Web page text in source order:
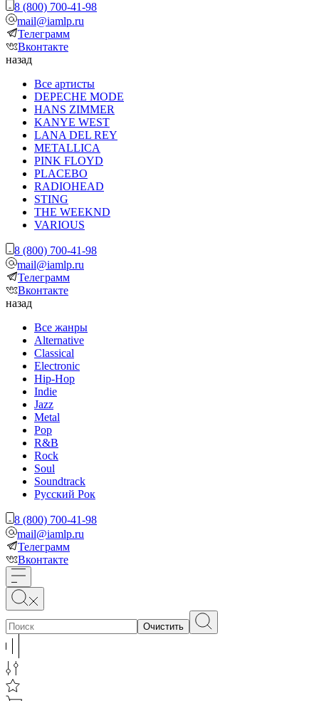
8 (800) 700-41-98
mail@iamlp.ru
Телеграмм
Вконтакте
назад
Все артисты
DEPECHE MODE
HANS ZIMMER
KANYE WEST
LANA DEL REY
METALLICA
PINK FLOYD
PLACEBO
RADIOHEAD
STING
THE WEEKND
VARIOUS
8 (800) 700-41-98
mail@iamlp.ru
Телеграмм
Вконтакте
назад
Все жанры
Alternative
Classical
Electronic
Hip-Hop
Indie
Jazz
Metal
Pop
R&B
Rock
Soul
Soundtrack
Русский Рок
8 (800) 700-41-98
mail@iamlp.ru
Телеграмм
Вконтакте
Очистить